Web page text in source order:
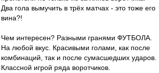
Два гола вымучить в трёх матчах - это тоже его
вина?!
Чем интересен? Разными гранями ФУТБОЛА.
На любой вкус. Красивыми голами, как после
комбинаций, так и после сумасшедших ударов.
Классной игрой ряда воротчиков.